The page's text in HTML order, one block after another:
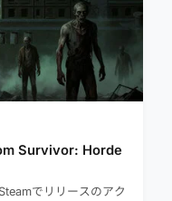
Survivor: Horde
でリリースのアク